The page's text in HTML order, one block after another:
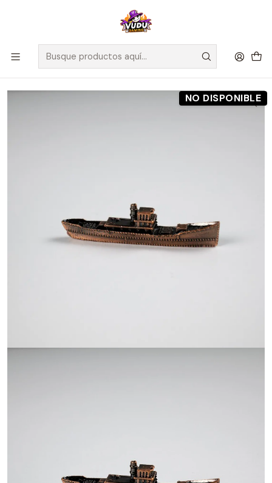
🚀 ¡Despachamos a todo Chile! Envío GRATIS a Regiones sobre
$100.000 y a RM sobre $35.000
Inicio Preventas Maldito Games
Preventa - Barco de metal - Sleeping Gods
NO DISPONIBLE